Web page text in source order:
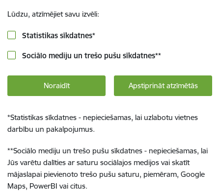
Lūdzu, atzīmējiet savu izvēli:
Statistikas sīkdatnes*
Sociālo mediju un trešo pušu sīkdatnes**
Noraidīt Apstiprināt atzīmētās
*Statistikas sīkdatnes - nepieciešamas, lai uzlabotu vietnes
darbību un pakalpojumus.
**Sociālo mediju un trešo pušu sīkdatnes - nepieciešamas, lai
Jūs varētu dalīties ar saturu sociālajos medijos vai skatīt
mājaslapai pievienoto trešo pušu saturu, piemēram, Google
Maps, PowerBI vai citus.